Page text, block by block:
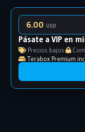
6.00USD
Pásate a VIP en
Precios bajos·
Terabox Premium